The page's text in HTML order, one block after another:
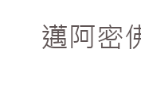
邁阿密